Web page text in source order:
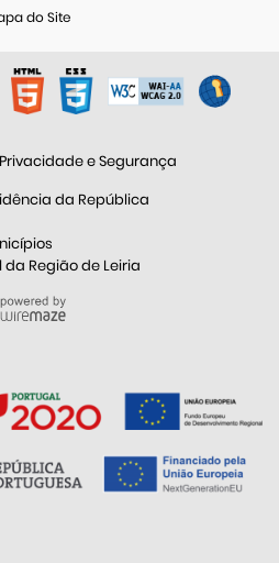
do Site
e Segurança
da República
Região de Leiria